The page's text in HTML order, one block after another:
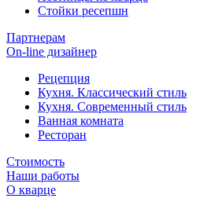
Стойки ресепшн
Партнерам
On-line дизайнер
Рецепция
Кухня. Классический стиль
Кухня. Современный стиль
Ванная комната
Ресторан
Стоимость
Наши работы
О кварце